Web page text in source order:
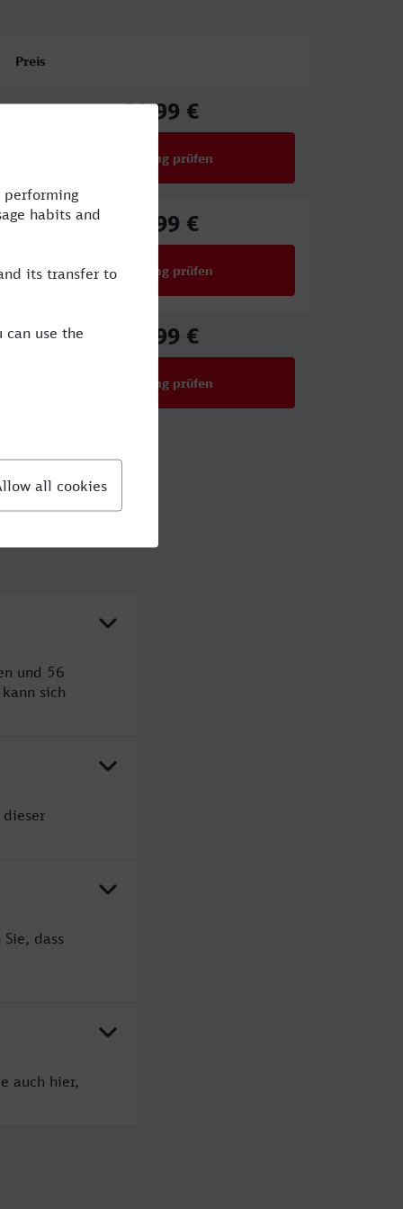
Preis
39,99 €
Verbindung prüfen
41,99 €
Verbindung prüfen
35,99 €
Verbindung prüfen
und 56
sich
dieser
dass
auch hier,